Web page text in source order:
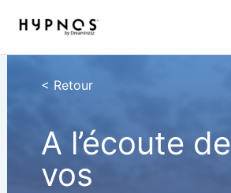
contenu
< Retour
A l’écoute de
vos